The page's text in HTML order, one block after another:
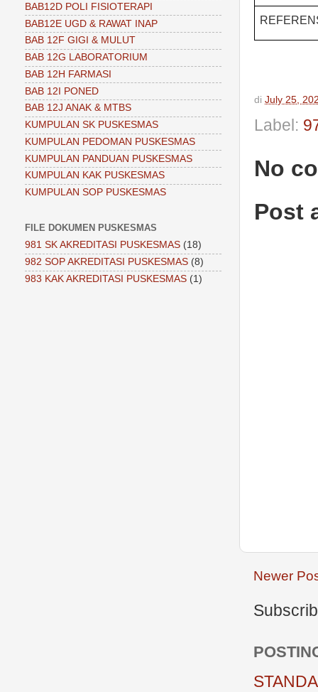
di July 25,
Label:
No
Post
Newer
BAB12D POLI FISIOTERAPI
BAB12E UGD & RAWAT INAP
BAB 12F GIGI & MULUT
BAB 12G LABORATORIUM
BAB 12H FARMASI
BAB 12I PONED
BAB 12J ANAK & MTBS
KUMPULAN SK PUSKESMAS
KUMPULAN PEDOMAN PUSKESMAS
KUMPULAN PANDUAN PUSKESMAS
KUMPULAN KAK PUSKESMAS
KUMPULAN SOP PUSKESMAS
FILE DOKUMEN PUSKESMAS
981 SK AKREDITASI PUSKESMAS (18)
982 SOP AKREDITASI PUSKESMAS (8)
983 KAK AKREDITASI PUSKESMAS (1)